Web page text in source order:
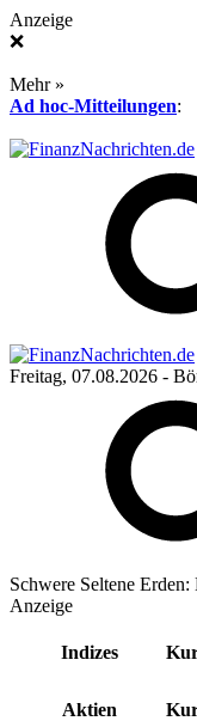
Anzeige
❌
Mehr »
Ad hoc-Mitteilungen:
Freitag, 07.08.2026 -
Schwere Seltene
Anzeige
Indizes
Aktien